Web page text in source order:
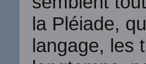
la Pléiade,
langage, les